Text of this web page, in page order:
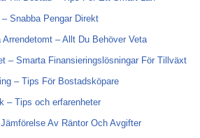
Snabba Pengar Direkt
– Allt Du Behöver Veta
– Smarta Finansieringslösningar För Tillväxt
– Tips För Bostadsköpare
– Tips och erfarenheter
Av Räntor Och Avgifter